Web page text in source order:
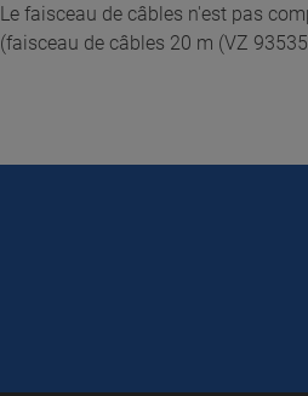
Le faisceau de câbles n'est pas
(faisceau de câbles 20 m (VZ